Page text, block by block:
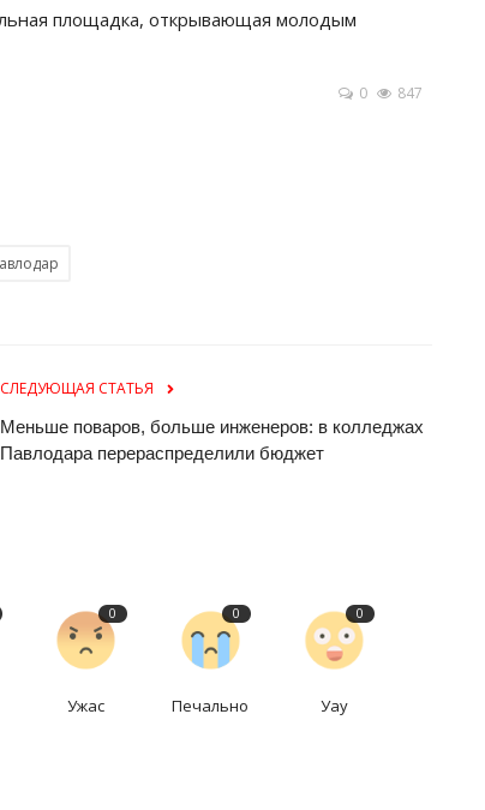
площадка, открывающая молодым
0 847
СЛЕДУЮЩАЯ СТАТЬЯ
Меньше поваров, больше инженеров: в колледжах
Павлодара перераспределили бюджет
0
Ужас
0
Печально
0
Уау